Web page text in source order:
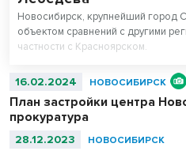
Новосибирск, крупнейший город
объектом сравнений с другими
частности с Красноярском.
16.02.2024 НОВОСИБИРСК
План застройки центра
прокуратура
28.12.2023 НОВОСИБИРСК